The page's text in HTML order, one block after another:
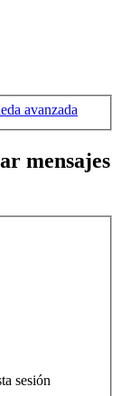
avanzada
mensajes
sesión